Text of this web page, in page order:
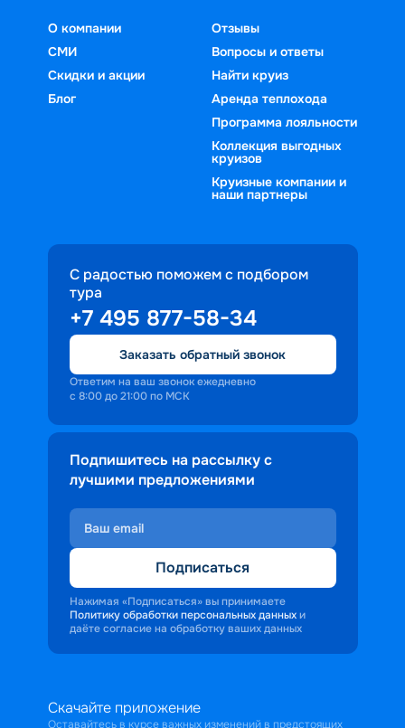
О компании
СМИ
Скидки и акции
Блог
Отзывы
Вопросы и ответы
Найти круиз
Аренда теплохода
Программа лояльности
Коллекция выгодных
круизов
Круизные компании и
наши партнеры
С радостью поможем с подбором
тура
+7 495 877-58-34
Заказать обратный звонок
Ответим на ваш звонок ежедневно
с 8:00 до 21:00 по МСК
Подпишитесь на рассылку с
лучшими предложениями
Подписаться
Нажимая «Подписаться» вы принимаете
Политику обработки персональных данных и
даёте согласие на обработку ваших данных
Скачайте приложение
Оставайтесь в курсе важных изменений в предстоящих